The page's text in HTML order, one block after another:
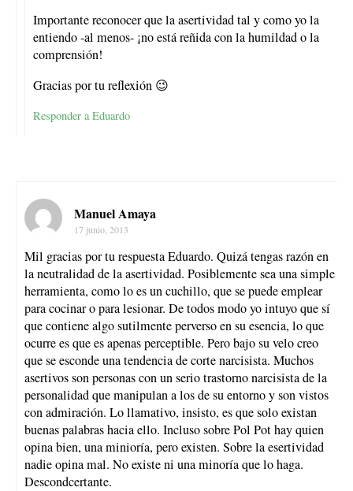
Importante reconocer que la asertividad tal y como yo la
entiendo -al menos- ¡no está reñida con la humildad o la
comprensión!
Gracias por tu reflexión 😉
Responder a Eduardo
Manuel Amaya
17 junio, 2013
Mil gracias por tu respuesta Eduardo. Quizá tengas razón en
la neutralidad de la asertividad. Posiblemente sea una simple
herramienta, como lo es un cuchillo, que se puede emplear
para cocinar o para lesionar. De todos modo yo intuyo que sí
que contiene algo sutilmente perverso en su esencia, lo que
ocurre es que es apenas perceptible. Pero bajo su velo creo
que se esconde una tendencia de corte narcisista. Muchos
asertivos son personas con un serio trastorno narcisista de la
personalidad que manipulan a los de su entorno y son vistos
con admiración. Lo llamativo, insisto, es que solo existan
buenas palabras hacia ello. Incluso sobre Pol Pot hay quien
opina bien, una minioría, pero existen. Sobre la esertividad
nadie opina mal. No existe ni una minoría que lo haga.
Descondcertante.